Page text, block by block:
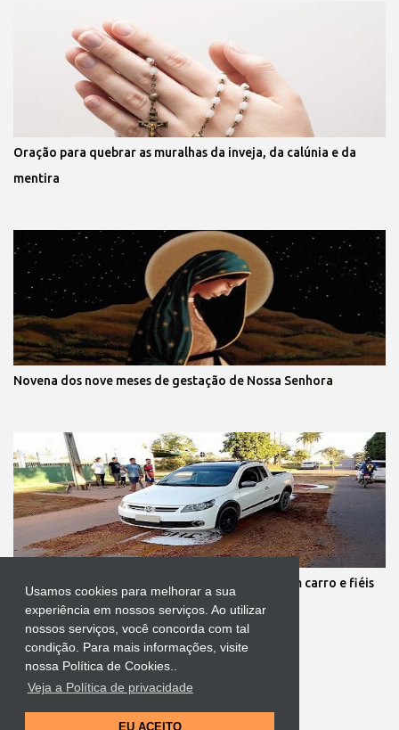
Usamos cookies para melhorar a sua
experiência em nossos serviços. Ao utilizar
nossos serviços, você concorda com tal
condição. Para mais informações, visite
nossa Política de Cookies..
Veja a Política de privacidade
EU ACEITO
Oração para quebrar as muralhas da inveja, da calúnia e da
mentira
Novena dos nove meses de gestação de Nossa Senhora
Protestante destrói tapete de Corpus Christi com carro e fiéis
se revoltam
Tecnologia do Blogger